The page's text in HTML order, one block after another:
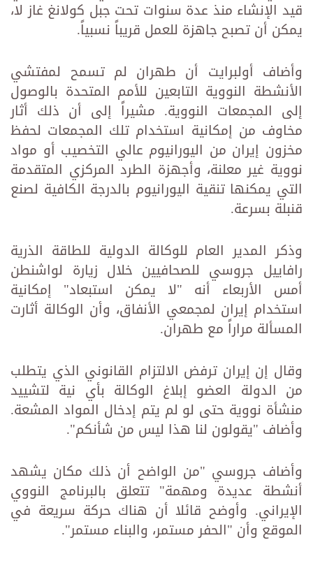
قيد الإنشاء منذ عدة سنوات تحت جبل كولانغ غاز لا،
يمكن أن تصبح جاهزة للعمل قريباً نسبياً.
وأضاف أولبرايت أن طهران لم تسمح لمفتشي
الأنشطة النووية التابعين للأمم المتحدة بالوصول
إلى المجمعات النووية. مشيراً إلى أن ذلك أثار
مخاوف من إمكانية استخدام تلك المجمعات لحفظ
مخزون إيران من اليورانيوم عالي التخصيب أو مواد
نووية غير معلنة، وأجهزة الطرد المركزي المتقدمة
التي يمكنها تنقية اليورانيوم بالدرجة الكافية لصنع
قنبلة بسرعة.
وذكر المدير العام للوكالة الدولية للطاقة الذرية
رافاييل جروسي للصحافيين خلال زيارة لواشنطن
أمس الأربعاء أنه "لا يمكن استبعاد" إمكانية
استخدام إيران لمجمعي الأنفاق، وأن الوكالة أثارت
المسألة مراراً مع طهران.
وقال إن إيران ترفض الالتزام القانوني الذي يتطلب
من الدولة العضو إبلاغ الوكالة بأي نية لتشييد
منشأة نووية حتى لو لم يتم إدخال المواد المشعة.
وأضاف "يقولون لنا هذا ليس من شأنكم".
وأضاف جروسي "من الواضح أن ذلك مكان يشهد
أنشطة عديدة ومهمة" تتعلق بالبرنامج النووي
الإيراني. وأوضح قائلا أن هناك حركة سريعة في
الموقع وأن "الحفر مستمر، والبناء مستمر".